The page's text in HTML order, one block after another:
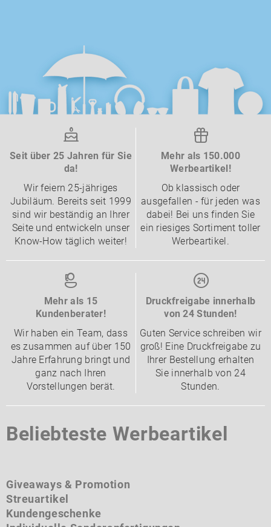
Seit über 25 Jahren für Sie
da!
Wir feiern 25-jähriges
Jubiläum. Bereits seit 1999
sind wir beständig an Ihrer
Seite und entwickeln unser
Know-How täglich weiter!
Mehr als 150.000
Werbeartikel!
Ob klassisch oder
ausgefallen - für jeden was
dabei! Bei uns finden Sie
ein riesiges Sortiment toller
Werbeartikel.
Mehr als 15
Kundenberater!
Wir haben ein Team, dass
es zusammen auf über 150
Jahre Erfahrung bringt und
ganz nach Ihren
Vorstellungen berät.
Druckfreigabe innerhalb
von 24 Stunden!
Guten Service schreiben wir
groß! Eine Druckfreigabe zu
Ihrer Bestellung erhalten
Sie innerhalb von 24
Stunden.
Beliebteste Werbeartikel
Giveaways & Promotion
Streuartikel
Kundengeschenke